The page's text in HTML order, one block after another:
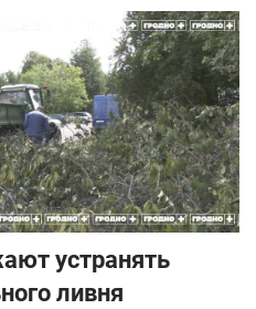
устранять
ливня